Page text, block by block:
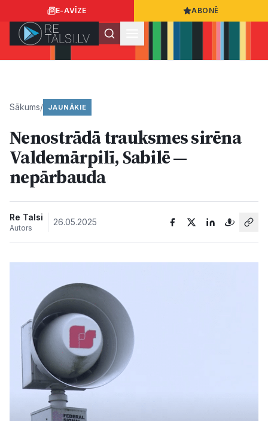
E-AVĪZE ABONĒ
Ziņas
Sabiedrība
Kultūra
Bizness
Video
Sākums/ JAUNĀKIE
Nenostrādā trauksmes sirēna
Valdemārpilī, Sabilē —
nepārbauda
Re Talsi
Autors
26.05.2025